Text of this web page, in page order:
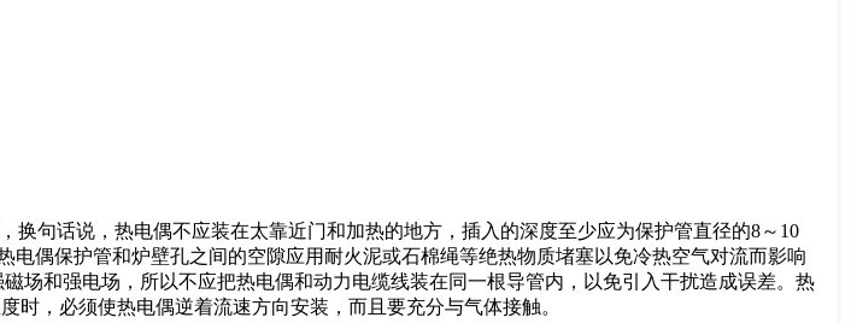
句话说，热电偶不应装在太靠近门和加热的地方，插入的深度至少应为保护管直径的8～10
偶保护管和炉壁孔之间的空隙应用耐火泥或石棉绳等绝热物质堵塞以免冷热空气对流而影响
场和强电场，所以不应把热电偶和动力电缆线装在同一根导管内，以免引入干扰造成误差。热
时，必须使热电偶逆着流速方向安装，而且要充分与气体接触。